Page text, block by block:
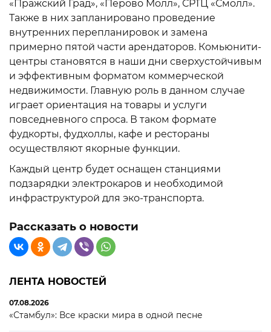
«Пражский Град», «Перово Молл», СРТЦ «Смолл».
Также в них запланировано проведение
внутренних перепланировок и замена
примерно пятой части арендаторов. Комьюнити-
центры становятся в наши дни сверхустойчивым
и эффективным форматом коммерческой
недвижимости. Главную роль в данном случае
играет ориентация на товары и услуги
повседневного спроса. В таком формате
фудкорты, фудхоллы, кафе и рестораны
осуществляют якорные функции.
Каждый центр будет оснащен станциями
подзарядки электрокаров и необходимой
инфраструктурой для эко-транспорта.
Рассказать о новости
ЛЕНТА НОВОСТЕЙ
07.08.2026
«Стамбул»: Все краски мира в одной песне